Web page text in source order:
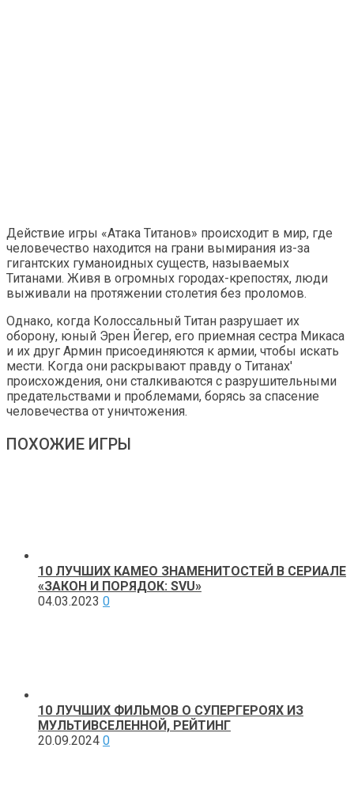
Действие игры «Атака Титанов» происходит в мир, где
человечество находится на грани вымирания из-за
гигантских гуманоидных существ, называемых
Титанами. Живя в огромных городах-крепостях, люди
выживали на протяжении столетия без проломов.
Однако, когда Колоссальный Титан разрушает их
оборону, юный Эрен Йегер, его приемная сестра Микаса
и их друг Армин присоединяются к армии, чтобы искать
мести. Когда они раскрывают правду о Титанах'
происхождения, они сталкиваются с разрушительными
предательствами и проблемами, борясь за спасение
человечества от уничтожения.
ПОХОЖИЕ ИГРЫ
10 ЛУЧШИХ КАМЕО ЗНАМЕНИТОСТЕЙ В СЕРИАЛЕ
«ЗАКОН И ПОРЯДОК: SVU»
04.03.2023 0
10 ЛУЧШИХ ФИЛЬМОВ О СУПЕРГЕРОЯХ ИЗ
МУЛЬТИВСЕЛЕННОЙ, РЕЙТИНГ
20.09.2024 0